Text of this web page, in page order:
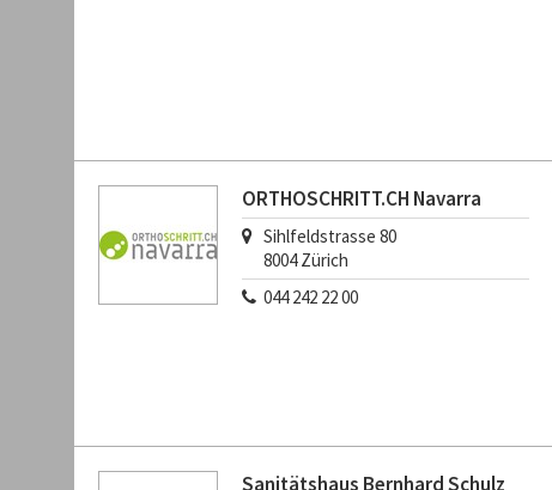
ORTHOSCHRITT.CH Navarra
Sihlfeldstrasse 80
8004 Zürich
044 242 22 00
Sanitätshaus Bernhard Schulz